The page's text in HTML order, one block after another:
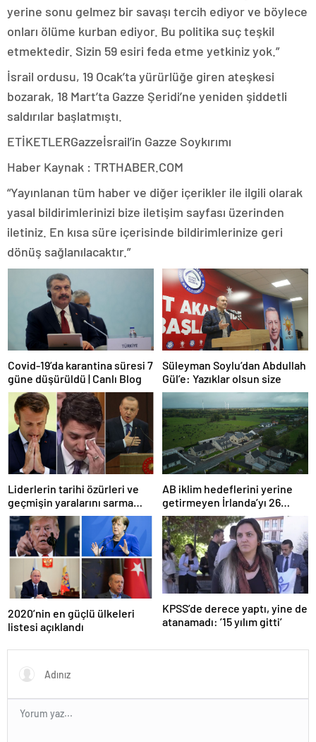
yerine sonu gelmez bir savaşı tercih ediyor ve böylece
onları ölüme kurban ediyor. Bu politika suç teşkil
etmektedir. Sizin 59 esiri feda etme yetkiniz yok.”
İsrail ordusu, 19 Ocak’ta yürürlüğe giren ateşkesi
bozarak, 18 Mart’ta Gazze Şeridi’ne yeniden şiddetli
saldırılar başlatmıştı.
ETİKETLERGazzeİsrail’in Gazze Soykırımı
Haber Kaynak : TRTHABER.COM
“Yayınlanan tüm haber ve diğer içerikler ile ilgili olarak
yasal bildirimlerinizi bize iletişim sayfası üzerinden
iletiniz. En kısa süre içerisinde bildirimlerinize geri
dönüş sağlanılacaktır.”
Covid-19’da karantina süresi 7
güne düşürüldü | Canlı Blog
Süleyman Soylu’dan Abdullah
Gül’e: Yazıklar olsun size
Liderlerin tarihi özürleri ve
geçmişin yaralarını sarma
çabaları
AB iklim hedeflerini yerine
getirmeyen İrlanda’yı 26
milyar euroluk ceza bekliyor
olabilir
2020’nin en güçlü ülkeleri
listesi açıklandı
KPSS’de derece yaptı, yine de
atanamadı: ’15 yılım gitti’